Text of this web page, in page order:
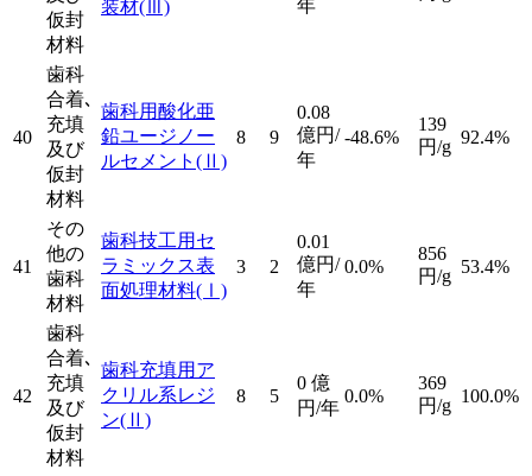
仮封
材料
装材(Ⅲ)
年
40
歯科
合着､
充填
及び
仮封
材料
歯科用酸化亜
鉛ユージノー
ルセメント (Ⅱ)
8 9
0.08
億円/
年
-48.6%
139
円/g 92.4%
41
その
他の
歯科
材料
歯科技工用セ
ラミックス表
面処理材料(Ⅰ)
3 2
0.01
億円/
年
0.0%
856
円/g 53.4%
42
歯科
合着､
充填
及び
仮封
材料
歯科充填用ア
クリル系レジ
ン(Ⅱ)
8 5
0 億
円/年
0.0%
369
円/g 100.0%